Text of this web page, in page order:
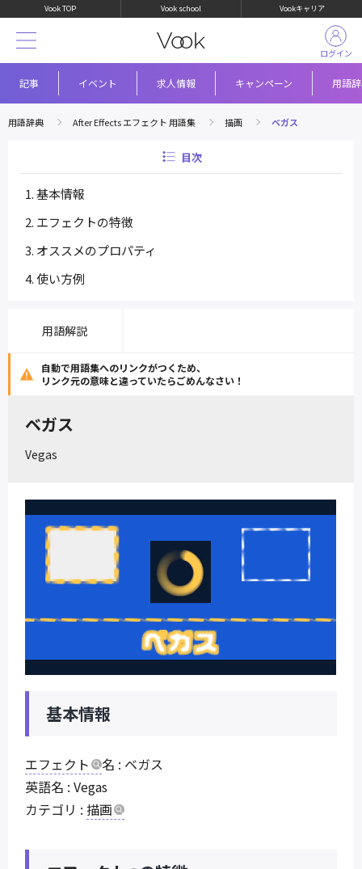
Vook TOP Vook school Vookキャリア
記事 イベント 求人情報 キャンペーン 用語
ログイン
用語辞典 After Effects エフェクト 用語集 描画 ベガス
目次
基本情報
エフェクトの特徴
オススメのプロパティ
使い方例
用語解説
自動で用語集へのリンクがつくため、
リンク元の意味と違っていたらごめんなさい！
ベガス
Vegas
基本情報
エフェクト
名 : ベガス
英語名 : Vegas
カテゴリ :描画